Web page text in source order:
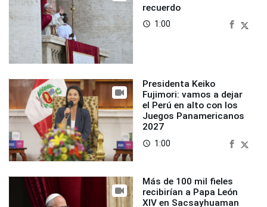
recuerdo
access_time 1:00
Presidenta Keiko
Fujimori: vamos a dejar
el Perú en alto con los
Juegos Panamericanos
2027
access_time 1:00
Más de 100 mil fieles
recibirían a Papa León
XIV en Sacsayhuaman